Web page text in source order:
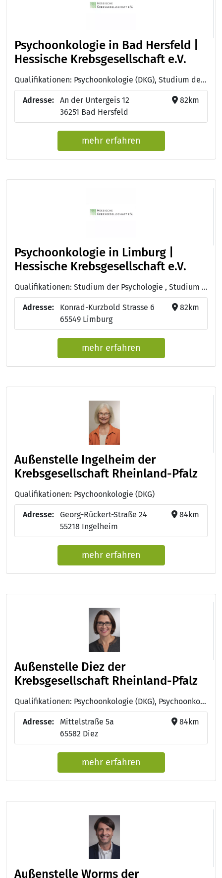
Psychoonkologie in Bad Hersfeld |
Hessische Krebsgesellschaft e.V.
Qualifikationen: Psychoonkologie (DKG), Studium der Psychologie , Studium der Sozialpädagogik
Adresse:
An der Untergeis 12
36251 Bad Hersfeld
82km
mehr erfahren
Psychoonkologie in Limburg |
Hessische Krebsgesellschaft e.V.
Qualifikationen: Studium der Psychologie , Studium der Sozialpädagogik, Psychoonkologie (DKG)
Adresse:
Konrad-Kurzbold Strasse 6
65549 Limburg
82km
mehr erfahren
Außenstelle Ingelheim der
Krebsgesellschaft Rheinland-Pfalz
Qualifikationen: Psychoonkologie (DKG)
Adresse:
Georg-Rückert-Straße 24
55218 Ingelheim
84km
mehr erfahren
Außenstelle Diez der
Krebsgesellschaft Rheinland-Pfalz
Qualifikationen: Psychoonkologie (DKG), Psychoonkologie (DKG)
Adresse:
Mittelstraße 5a
65582 Diez
84km
mehr erfahren
Außenstelle Worms der